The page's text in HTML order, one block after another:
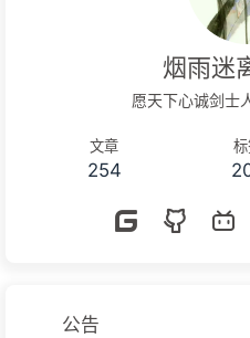
烟雨迷
愿天下心诚剑士
文章
254
公告